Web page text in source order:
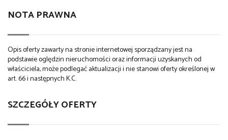
NOTA PRAWNA
Opis oferty zawarty na stronie internetowej sporządzany jest na
podstawie oględzin nieruchomości oraz informacji uzyskanych od
właściciela, może podlegać aktualizacji i nie stanowi oferty określonej w
art. 66 i następnych K.C.
SZCZEGÓŁY OFERTY